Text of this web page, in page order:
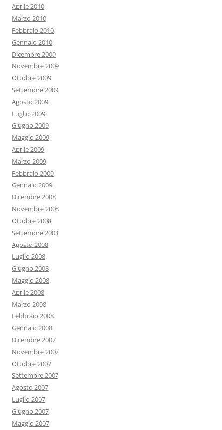
Aprile 2010
Marzo 2010
Febbraio 2010
Gennaio 2010
Dicembre 2009
Novembre 2009
Ottobre 2009
Settembre 2009
Agosto 2009
Luglio 2009
Giugno 2009
Maggio 2009
Aprile 2009
Marzo 2009
Febbraio 2009
Gennaio 2009
Dicembre 2008
Novembre 2008
Ottobre 2008
Settembre 2008
Agosto 2008
Luglio 2008
Giugno 2008
Maggio 2008
Aprile 2008
Marzo 2008
Febbraio 2008
Gennaio 2008
Dicembre 2007
Novembre 2007
Ottobre 2007
Settembre 2007
Agosto 2007
Luglio 2007
Giugno 2007
Maggio 2007